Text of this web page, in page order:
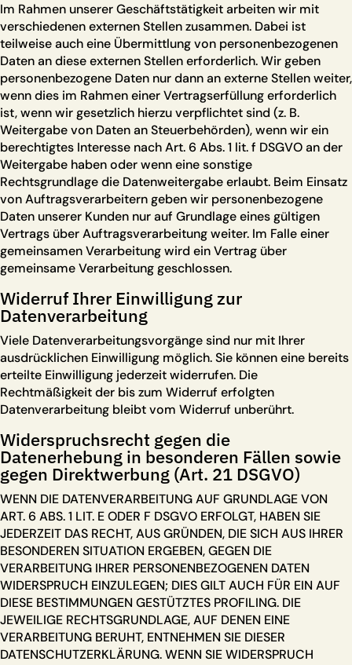
Im Rahmen unserer Geschäftstätigkeit arbeiten wir mit
verschiedenen externen Stellen zusammen. Dabei ist
teilweise auch eine Übermittlung von personenbezogenen
Daten an diese externen Stellen erforderlich. Wir geben
personenbezogene Daten nur dann an externe Stellen weiter,
wenn dies im Rahmen einer Vertragserfüllung erforderlich
ist, wenn wir gesetzlich hierzu verpflichtet sind (z. B.
Weitergabe von Daten an Steuerbehörden), wenn wir ein
berechtigtes Interesse nach Art. 6 Abs. 1 lit. f DSGVO an der
Weitergabe haben oder wenn eine sonstige
Rechtsgrundlage die Datenweitergabe erlaubt. Beim Einsatz
von Auftragsverarbeitern geben wir personenbezogene
Daten unserer Kunden nur auf Grundlage eines gültigen
Vertrags über Auftragsverarbeitung weiter. Im Falle einer
gemeinsamen Verarbeitung wird ein Vertrag über
gemeinsame Verarbeitung geschlossen.
Widerruf Ihrer Einwilligung zur
Datenverarbeitung
Viele Datenverarbeitungsvorgänge sind nur mit Ihrer
ausdrücklichen Einwilligung möglich. Sie können eine bereits
erteilte Einwilligung jederzeit widerrufen. Die
Rechtmäßigkeit der bis zum Widerruf erfolgten
Datenverarbeitung bleibt vom Widerruf unberührt.
Widerspruchsrecht gegen die
Datenerhebung in besonderen Fällen sowie
gegen Direktwerbung (Art. 21 DSGVO)
WENN DIE DATENVERARBEITUNG AUF GRUNDLAGE VON
ART. 6 ABS. 1 LIT. E ODER F DSGVO ERFOLGT, HABEN SIE
JEDERZEIT DAS RECHT, AUS GRÜNDEN, DIE SICH AUS IHRER
BESONDEREN SITUATION ERGEBEN, GEGEN DIE
VERARBEITUNG IHRER PERSONENBEZOGENEN DATEN
WIDERSPRUCH EINZULEGEN; DIES GILT AUCH FÜR EIN AUF
DIESE BESTIMMUNGEN GESTÜTZTES PROFILING. DIE
JEWEILIGE RECHTSGRUNDLAGE, AUF DENEN EINE
VERARBEITUNG BERUHT, ENTNEHMEN SIE DIESER
DATENSCHUTZERKLÄRUNG. WENN SIE WIDERSPRUCH